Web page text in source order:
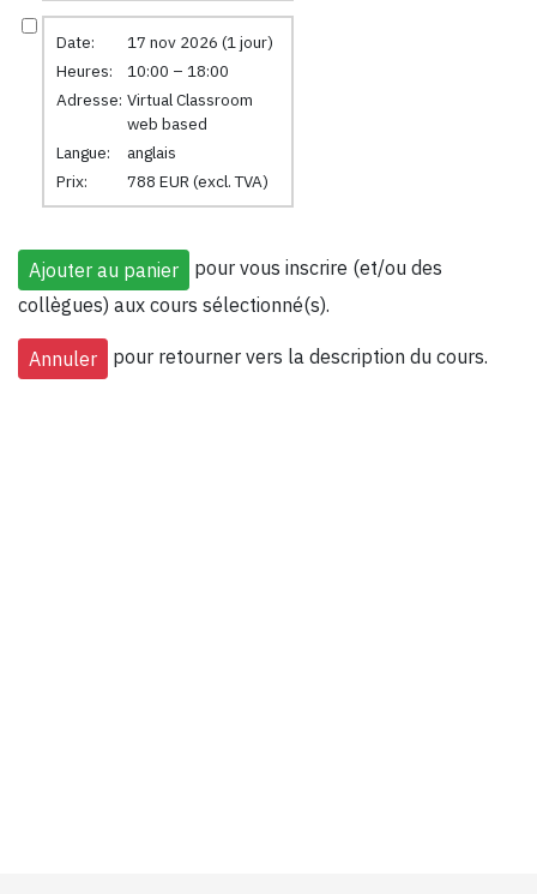
Date:
17 nov 2026 (1 jour)
Heures:
10:00 – 18:00
Adresse: Virtual Classroom
web based
Langue:
anglais
Prix:
788 EUR (excl. TVA)
pour vous inscrire (et/ou des
collègues) aux cours sélectionné(s).
pour retourner vers la description du cours.